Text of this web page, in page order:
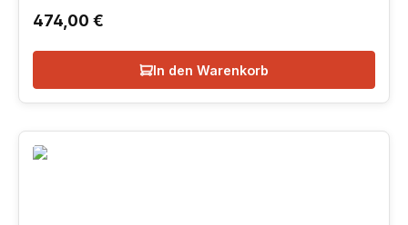
Regulärer Preis:
474,00 €
In den Warenkorb